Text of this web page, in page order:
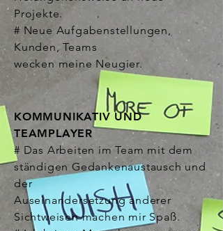
Projekte.
# Neue Aufgabenstellungen,
Kunden, Teams
wecken meine Neugier.
KOMMUNIKATIV UND
TEAMPLAYER
# Das Arbeiten im Team mit dem
ständigen Gedankenaustausch und
der
Auseinandersetzunganderer
Sichtweisen machen mir Spaß.